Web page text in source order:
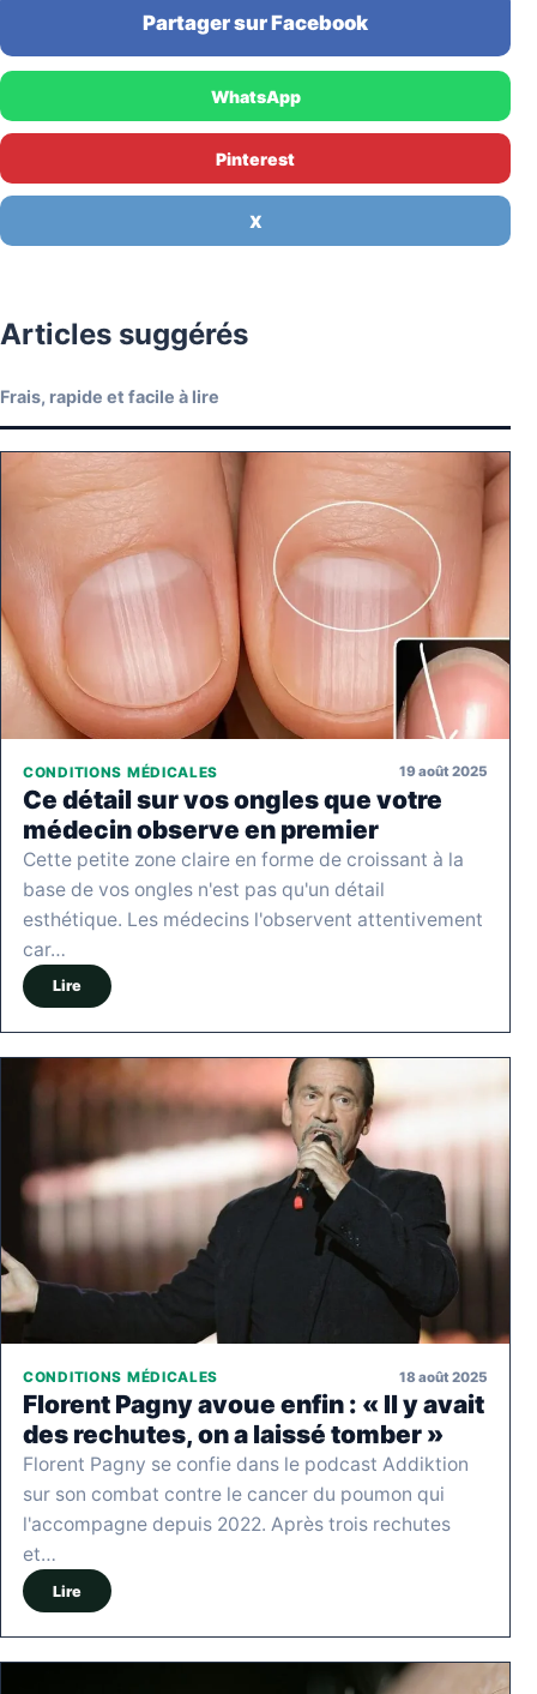
Partager sur Facebook
WhatsApp
Pinterest
X
Articles suggérés
Frais, rapide et facile à lire
CONDITIONS MÉDICALES 19 août 2025
Ce détail sur vos ongles que votre
médecin observe en premier
Cette petite zone claire en forme de croissant à la
base de vos ongles n'est pas qu'un détail
esthétique. Les médecins l'observent attentivement
car…
Lire
CONDITIONS MÉDICALES 18 août 2025
Florent Pagny avoue enfin : « Il y avait
des rechutes, on a laissé tomber »
Florent Pagny se confie dans le podcast Addiktion
sur son combat contre le cancer du poumon qui
l'accompagne depuis 2022. Après trois rechutes
et…
Lire